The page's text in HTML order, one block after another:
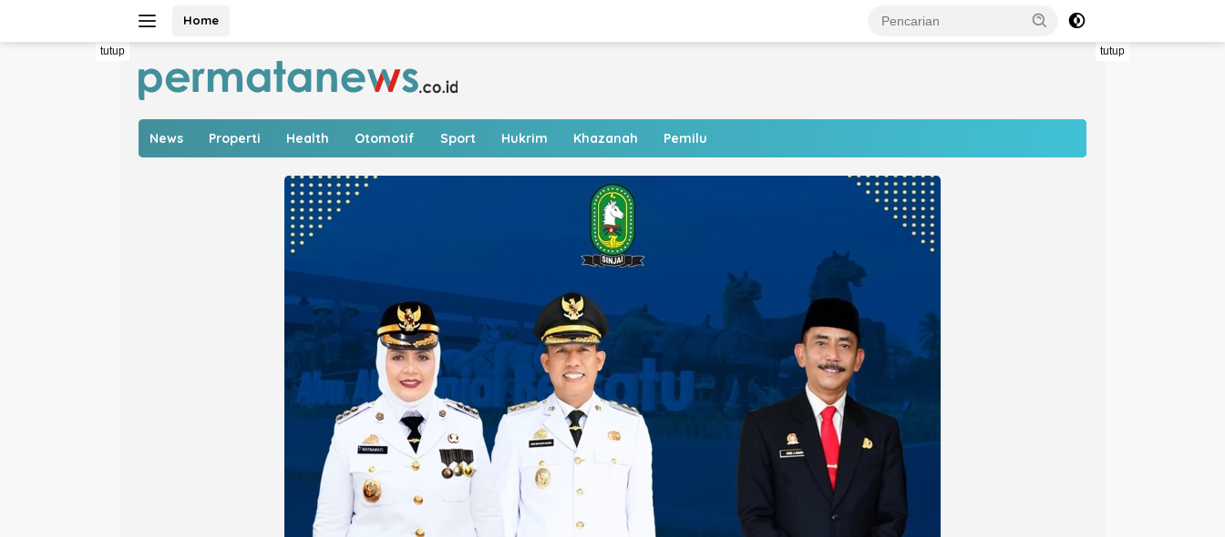
Home
tutup tutup
News Properti Health Otomotif Sport Hukrim Khazanah Pemilu